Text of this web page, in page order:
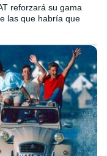
reforzará su gama
las que habría que